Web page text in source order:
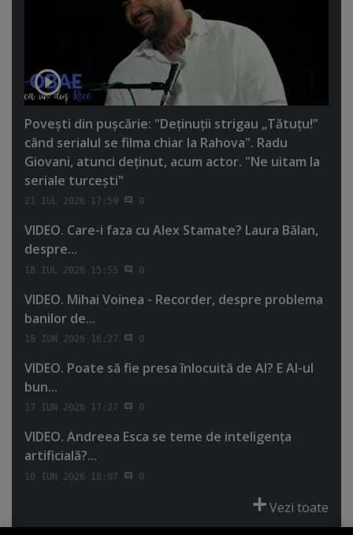
Poveşti din puşcărie: "Deţinuţii strigau „Tătuţu!”
când serialul se filma chiar la Rahova". Radu
Giovani, atunci deţinut, acum actor. "Ne uitam la
seriale turceşti"
21 IUL 2026 17:59 0
VIDEO. Care-i faza cu Alex Stamate? Laura Bălan,
despre...
18 IUL 2026 15:55 0
VIDEO. Mihai Voinea - Recorder, despre problema
banilor de...
18 IUN 2026 16:27 0
VIDEO. Poate să fie presa înlocuită de AI? E AI-ul
bun...
17 IUN 2026 17:27 0
VIDEO. Andreea Esca se teme de inteligenţa
artificială?...
10 IUN 2026 18:07 0
Vezi toate